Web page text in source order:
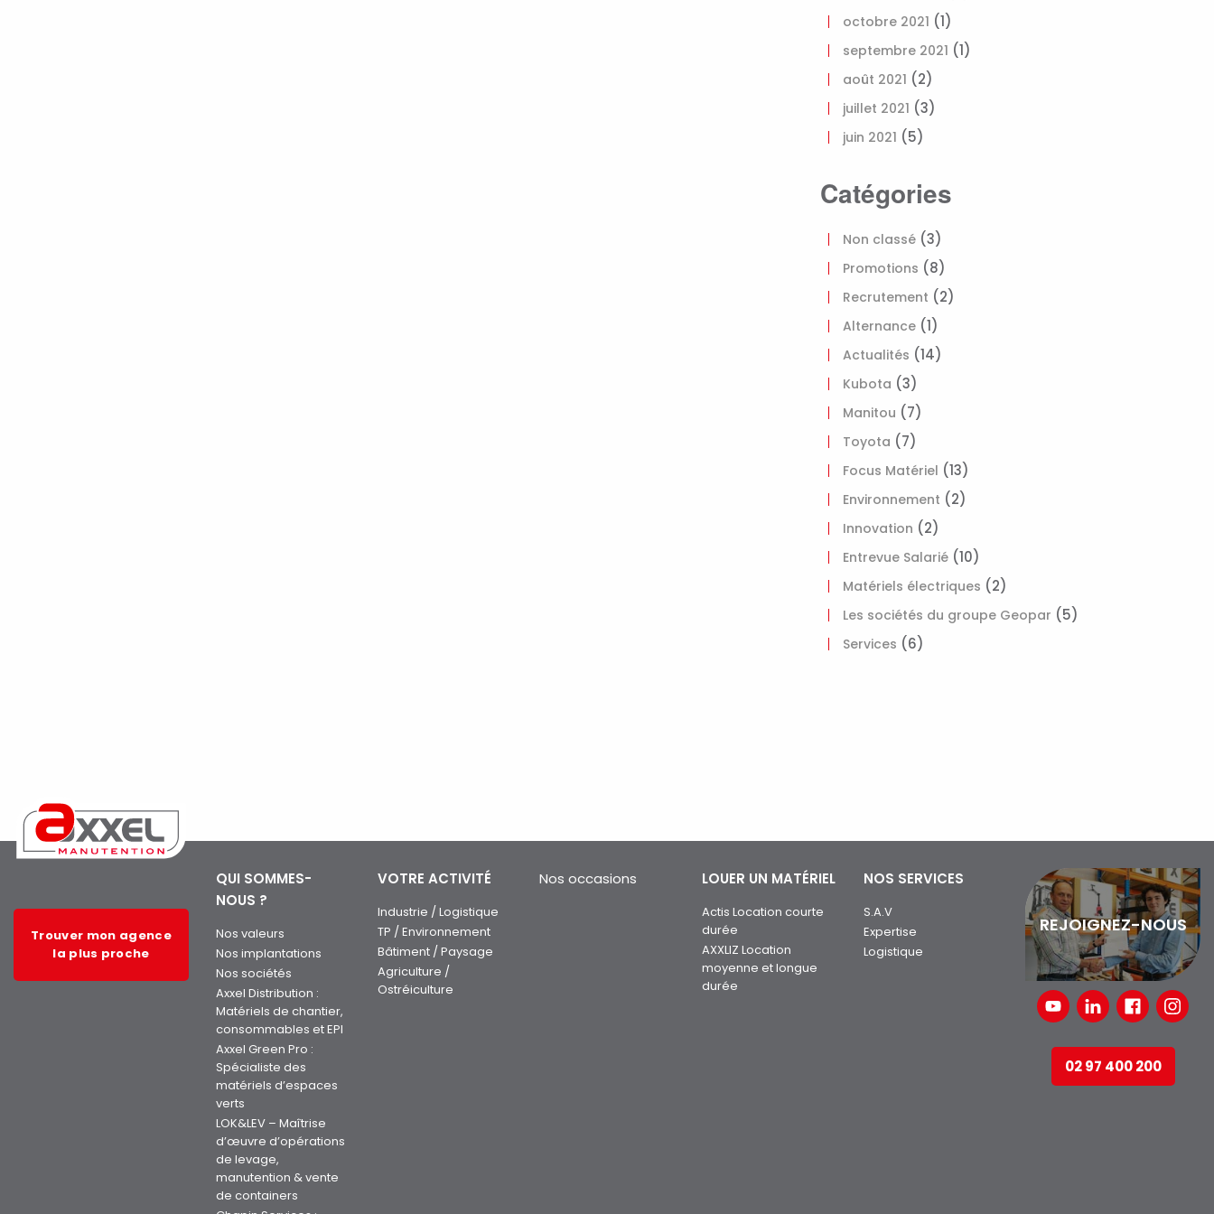
octobre 2021 (1)
septembre 2021 (1)
août 2021 (2)
juillet 2021 (3)
juin 2021 (5)
Catégories
Non classé (3)
Promotions (8)
Recrutement (2)
Alternance (1)
Actualités (14)
Kubota (3)
Manitou (7)
Toyota (7)
Focus Matériel (13)
Environnement (2)
Innovation (2)
Entrevue Salarié (10)
Matériels électriques (2)
Les sociétés du groupe Geopar (5)
Services (6)
Trouver mon agence
la plus proche
QUI SOMMES-
NOUS ?
Nos valeurs
Nos implantations
Nos sociétés
Axxel Distribution :
Matériels de chantier,
consommables et EPI
Axxel Green Pro :
Spécialiste des
matériels d’espaces
verts
LOK&LEV – Maîtrise
d’œuvre d’opérations
de levage,
manutention & vente
de containers
VOTRE ACTIVITÉ
Industrie / Logistique
TP / Environnement
Bâtiment / Paysage
Agriculture /
Ostréiculture
Nos occasions LOUER UN MATÉRIEL
Actis Location courte
durée
AXXLIZ Location
moyenne et longue
durée
NOS SERVICES
S.A.V
Expertise
Logistique
REJOIGNEZ-NOUS
02 97 400 200